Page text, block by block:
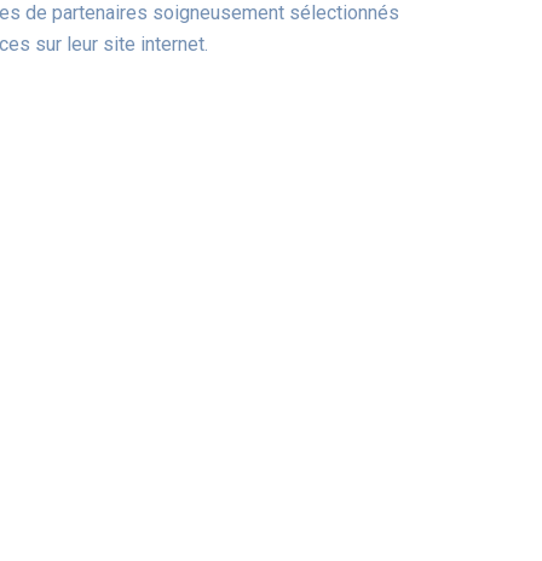
de partenaires soigneusement sélectionnés
sur leur site internet.